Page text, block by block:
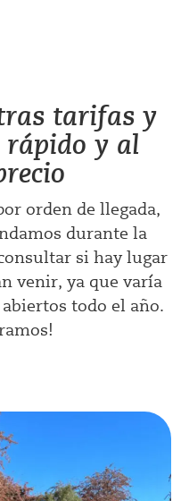
tarifas y
rápido y al
orden de llegada,
durante la
si hay lugar
venir, ya que varía
todo el año.